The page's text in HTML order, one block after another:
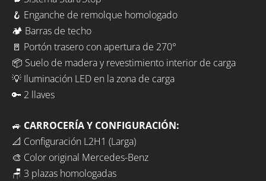
🪝 Enganche de remolque homologado
🏕️ Barras de techo
🚪 Portón trasero con apertura de 270°
📦 Suelo de madera y revestimiento interior de carga
💡 Iluminación LED en la zona de carga
🔑 2 llaves
🚙 CARROCERÍA Y CONFIGURACIÓN:
📐 Configuración L2H1 (Larga)
🎨 Color original Mercedes-Benz
🪑 3 plazas homologadas